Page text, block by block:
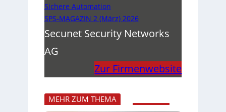
Sichere Automation
SPS-MAGAZIN 2 (März) 2026
Secunet Security Networks
AG
Zur Firmenwebsite
MEHR ZUM THEMA